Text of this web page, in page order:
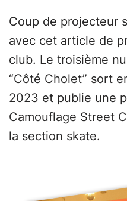
Coup de projecteur
avec cet article de
club. Le troisième
“Côté Cholet” sort
2023 et publie une
Camouflage Street
la section skate.